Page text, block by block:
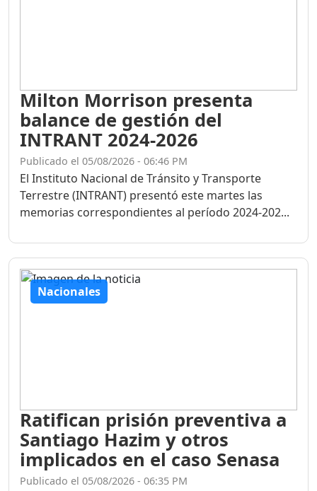
Milton Morrison presenta
balance de gestión del
INTRANT 2024-2026
Publicado el 05/08/2026 - 06:46 PM
El Instituto Nacional de Tránsito y Transporte
Terrestre (INTRANT) presentó este martes las
memorias correspondientes al período 2024-202...
Nacionales
Ratifican prisión preventiva a
Santiago Hazim y otros
implicados en el caso Senasa
Publicado el 05/08/2026 - 06:35 PM